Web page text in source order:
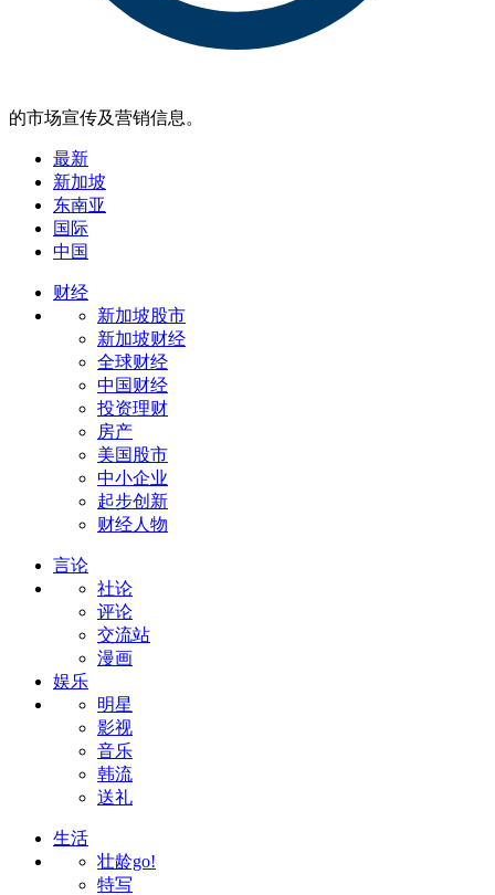
的市场宣传及营销信息。
最新
新加坡
东南亚
国际
中国
财经
新加坡股市
新加坡财经
全球财经
中国财经
投资理财
房产
美国股市
中小企业
起步创新
财经人物
言论
社论
评论
交流站
漫画
娱乐
明星
影视
音乐
韩流
送礼
生活
壮龄go!
特写